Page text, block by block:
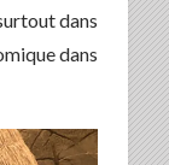
dans
dans